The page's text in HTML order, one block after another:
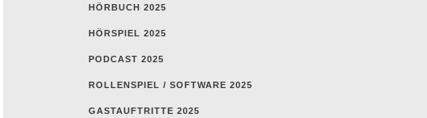
HÖRBUCH 2025
HÖRSPIEL 2025
PODCAST 2025
ROLLENSPIEL / SOFTWARE 2025
GASTAUFTRITTE 2025